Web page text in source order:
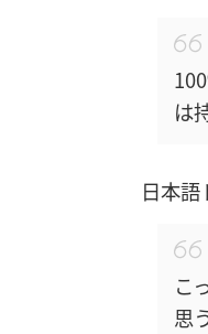
は
日本語
こ
思